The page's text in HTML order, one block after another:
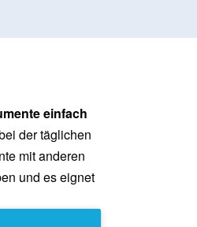
einfach
der täglichen
mit anderen
und es eignet